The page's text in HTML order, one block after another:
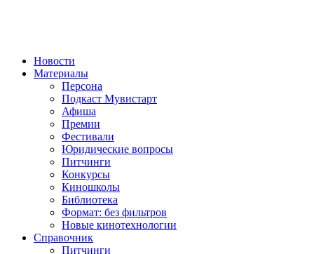
Новости
Материалы
Персона
Подкаст Мувистарт
Афиша
Премии
Фестивали
Юридические вопросы
Питчинги
Конкурсы
Киношколы
Библиотека
Формат: без фильтров
Новые кинотехнологии
Справочник
Питчинги